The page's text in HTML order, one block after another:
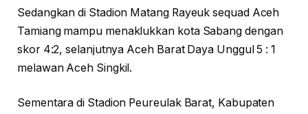
Sedangkan di Stadion Matang Rayeuk sequad Aceh
Tamiang mampu menaklukkan kota Sabang dengan
skor 4:2, selanjutnya Aceh Barat Daya Unggul 5 : 1
melawan Aceh Singkil.
Sementara di Stadion Peureulak Barat, Kabupaten